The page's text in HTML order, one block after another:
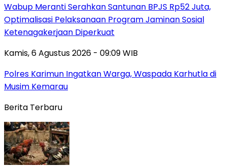
Wabup Meranti Serahkan Santunan BPJS Rp52 Juta,
Optimalisasi Pelaksanaan Program Jaminan Sosial
Ketenagakerjaan Diperkuat
Kamis, 6 Agustus 2026 - 09:09 WIB
Polres Karimun Ingatkan Warga, Waspada Karhutla di
Musim Kemarau
Berita Terbaru